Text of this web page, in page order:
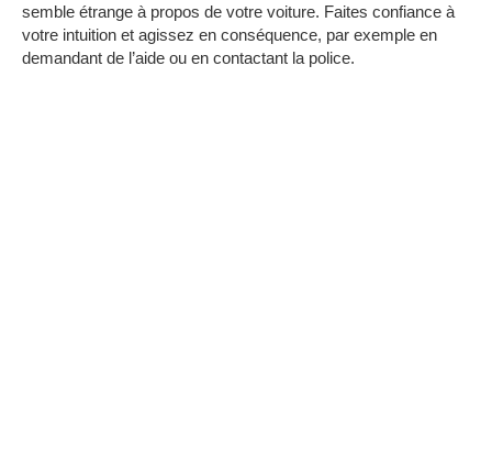
semble étrange à propos de votre voiture. Faites confiance à
votre intuition et agissez en conséquence, par exemple en
demandant de l’aide ou en contactant la police.